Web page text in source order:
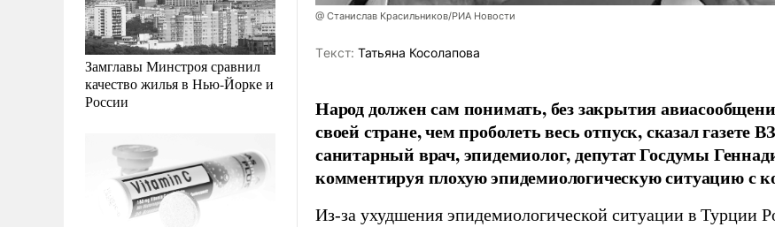
Замглавы Минстроя сравнил
качество жилья в Нью-Йорке и
России
@ Станислав Красильников/РИА Новости
Tекст: Татьяна Косолапова
Народ должен сам понимать, без закрытия
своей стране, чем проболеть весь отпуск, сказал
санитарный врач, эпидемиолог, депутат Госдумы
комментируя плохую эпидемиологическую ситуацию с
Из-за ухудшения эпидемиологической ситуации в Турции